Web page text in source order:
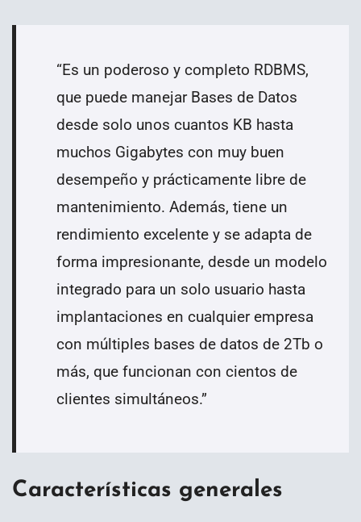
“Es un poderoso y completo RDBMS,
que puede manejar Bases de Datos
desde solo unos cuantos KB hasta
muchos Gigabytes con muy buen
desempeño y prácticamente libre de
mantenimiento. Además, tiene un
rendimiento excelente y se adapta de
forma impresionante, desde un modelo
integrado para un solo usuario hasta
implantaciones en cualquier empresa
con múltiples bases de datos de 2Tb o
más, que funcionan con cientos de
clientes simultáneos.”
Características generales